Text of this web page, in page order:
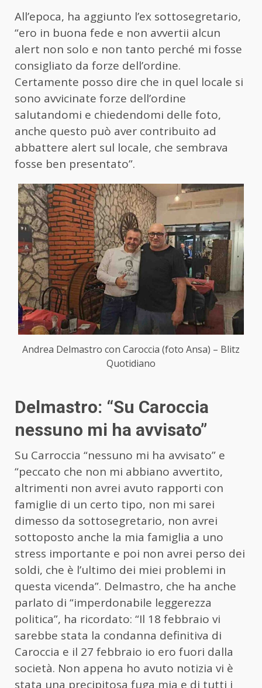
All’epoca, ha aggiunto l’ex sottosegretario,
“ero in buona fede e non avvertii alcun
alert non solo e non tanto perché mi fosse
consigliato da forze dell’ordine.
Certamente posso dire che in quel locale si
sono avvicinate forze dell’ordine
salutandomi e chiedendomi delle foto,
anche questo può aver contribuito ad
abbattere alert sul locale, che sembrava
fosse ben presentato”.
Andrea Delmastro con Caroccia (foto Ansa) – Blitz
Quotidiano
Delmastro: “Su Caroccia
nessuno mi ha avvisato”
Su Carroccia “nessuno mi ha avvisato” e
“peccato che non mi abbiano avvertito,
altrimenti non avrei avuto rapporti con
famiglie di un certo tipo, non mi sarei
dimesso da sottosegretario, non avrei
sottoposto anche la mia famiglia a uno
stress importante e poi non avrei perso dei
soldi, che è l’ultimo dei miei problemi in
questa vicenda”. Delmastro, che ha anche
parlato di “imperdonabile leggerezza
politica”, ha ricordato: “Il 18 febbraio vi
sarebbe stata la condanna definitiva di
Caroccia e il 27 febbraio io ero fuori dalla
società. Non appena ho avuto notizia vi è
stata una precipitosa fuga mia e di tutti i